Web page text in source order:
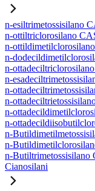
n-esiltrimetossisilano
n-ottiltriclorosilano
n-
n-
n-
n-
n-
n-
n-
n-
n-
n-
n-Butiltrimetossisilano
Cianosilani